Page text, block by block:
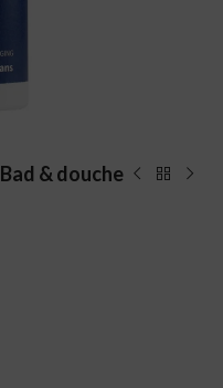
Bad & douche